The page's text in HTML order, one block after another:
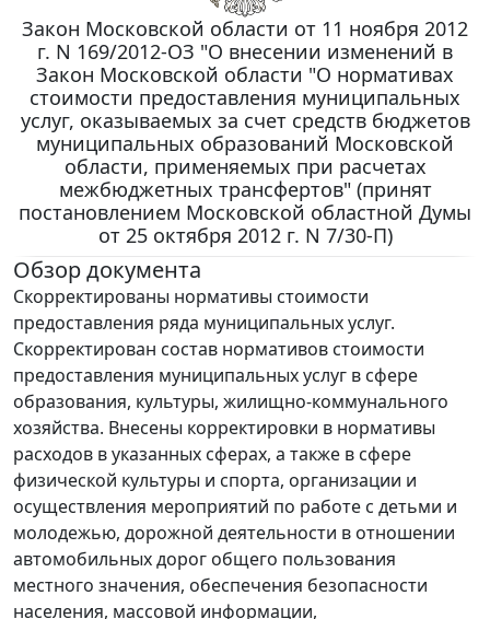
Закон Московской области от 11 ноября 2012
г. N 169/2012-ОЗ "О внесении изменений в
Закон Московской области "О нормативах
стоимости предоставления муниципальных
услуг, оказываемых за счет средств бюджетов
муниципальных образований Московской
области, применяемых при расчетах
межбюджетных трансфертов" (принят
постановлением Московской областной Думы
от 25 октября 2012 г. N 7/30-П)
Обзор документа
Скорректированы нормативы стоимости
предоставления ряда муниципальных услуг.
Скорректирован состав нормативов стоимости
предоставления муниципальных услуг в сфере
образования, культуры, жилищно-коммунального
хозяйства. Внесены корректировки в нормативы
расходов в указанных сферах, а также в сфере
физической культуры и спорта, организации и
осуществления мероприятий по работе с детьми и
молодежью, дорожной деятельности в отношении
автомобильных дорог общего пользования
местного значения, обеспечения безопасности
населения, массовой информации,